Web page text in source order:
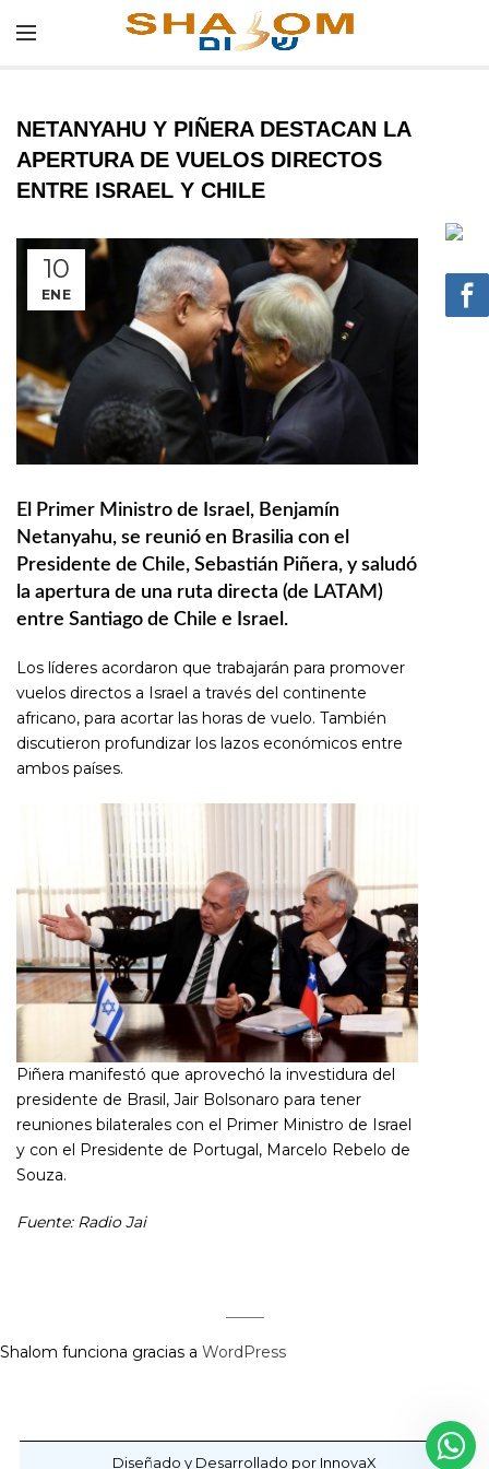
NETANYAHU Y PIÑERA DESTACAN LA
APERTURA DE VUELOS DIRECTOS
ENTRE ISRAEL Y CHILE
10
ENE
El Primer Ministro de Israel, Benjamín
Netanyahu, se reunió en Brasilia con el
Presidente de Chile, Sebastián Piñera, y saludó
la apertura de una ruta directa (de LATAM)
entre Santiago de Chile e Israel.
Los líderes acordaron que trabajarán para promover
vuelos directos a Israel a través del continente
africano, para acortar las horas de vuelo. También
discutieron profundizar los lazos económicos entre
ambos países.
Piñera manifestó que aprovechó la investidura del
presidente de Brasil, Jair Bolsonaro para tener
reuniones bilaterales con el Primer Ministro de Israel
y con el Presidente de Portugal, Marcelo Rebelo de
Souza.
Fuente: Radio Jai
Shalom funciona gracias a WordPress
Diseñado y Desarrollado por InnovaX